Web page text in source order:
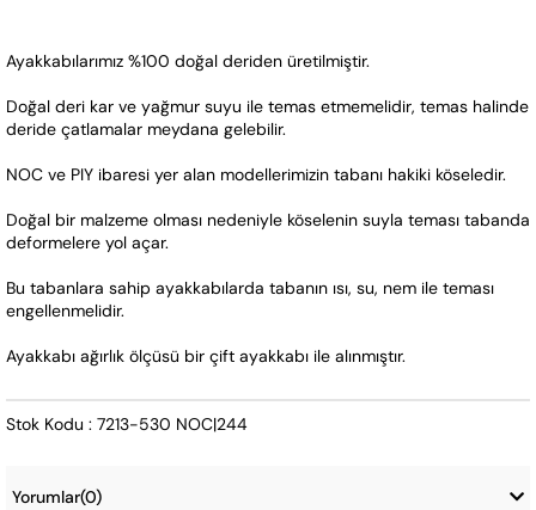
Ayakkabılarımız %100 doğal deriden üretilmiştir.
Doğal deri kar ve yağmur suyu ile temas etmemelidir, temas halinde
deride çatlamalar meydana gelebilir.
NOC ve PIY ibaresi yer alan modellerimizin tabanı hakiki köseledir.
Doğal bir malzeme olması nedeniyle köselenin suyla teması tabanda
deformelere yol açar.
Bu tabanlara sahip ayakkabılarda tabanın ısı, su, nem ile teması
engellenmelidir.
Ayakkabı ağırlık ölçüsü bir çift ayakkabı ile alınmıştır.
Stok Kodu : 7213-530 NOC|244
Yorumlar(0)